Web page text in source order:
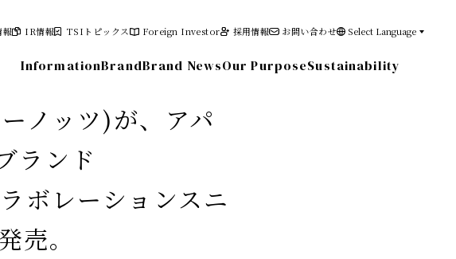
報 IR情報
その他の情報
TSIトピックス Foreign Investor 採用情報 お問い合わせ Select Language
InformationBrandBrand NewsOur PurposeSustainability
ノッツ)が、アパ
ランド
ボレーションスニ
売。